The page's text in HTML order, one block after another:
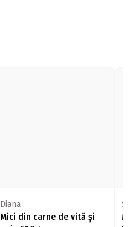
Diana
Mici din carne de vită și